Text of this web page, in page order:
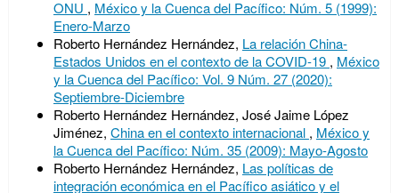
ONU , México y la Cuenca del Pacífico: Núm. 5 (1999):
Enero-Marzo
Roberto Hernández Hernández, La relación China-
Estados Unidos en el contexto de la COVID-19 , México
y la Cuenca del Pacífico: Vol. 9 Núm. 27 (2020):
Septiembre-Diciembre
Roberto Hernández Hernández, José Jaime López
Jiménez, China en el contexto internacional , México y
la Cuenca del Pacífico: Núm. 35 (2009): Mayo-Agosto
Roberto Hernández Hernández, Las políticas de
integración económica en el Pacífico asiático y el